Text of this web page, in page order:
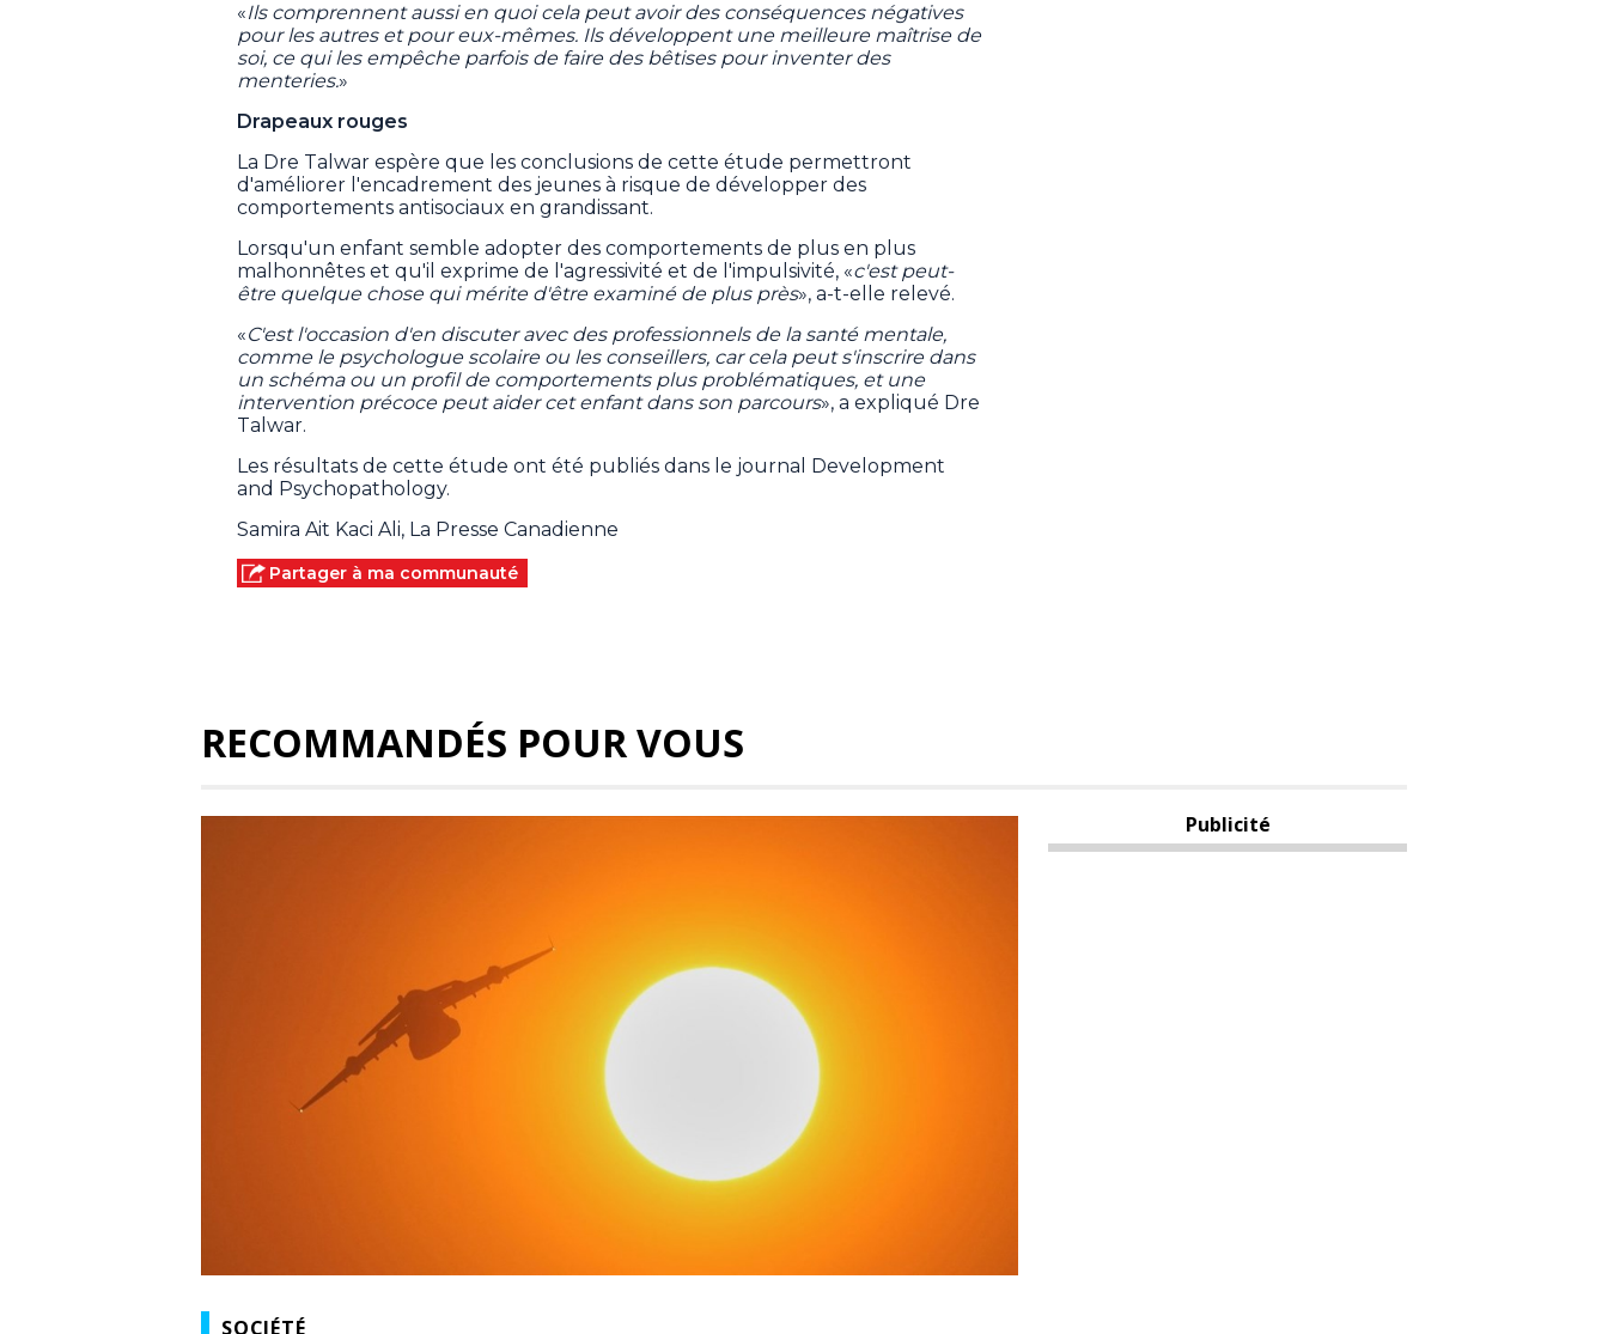
«Ils comprennent aussi en quoi cela peut avoir des conséquences négatives
pour les autres et pour eux-mêmes. Ils développent une meilleure maîtrise de
soi, ce qui les empêche parfois de faire des bêtises pour inventer des
menteries.»
Drapeaux rouges
La Dre Talwar espère que les conclusions de cette étude permettront
d'améliorer l'encadrement des jeunes à risque de développer des
comportements antisociaux en grandissant.
Lorsqu'un enfant semble adopter des comportements de plus en plus
malhonnêtes et qu'il exprime de l'agressivité et de l'impulsivité, «c'est peut-
être quelque chose qui mérite d'être examiné de plus près», a-t-elle relevé.
«C'est l'occasion d'en discuter avec des professionnels de la santé mentale,
comme le psychologue scolaire ou les conseillers, car cela peut s'inscrire dans
un schéma ou un profil de comportements plus problématiques, et une
intervention précoce peut aider cet enfant dans son parcours», a expliqué Dre
Talwar.
Les résultats de cette étude ont été publiés dans le journal Development
and Psychopathology.
Samira Ait Kaci Ali, La Presse Canadienne
Partager à ma communauté
RECOMMANDÉS POUR VOUS
SOCIÉTÉ
Publicité